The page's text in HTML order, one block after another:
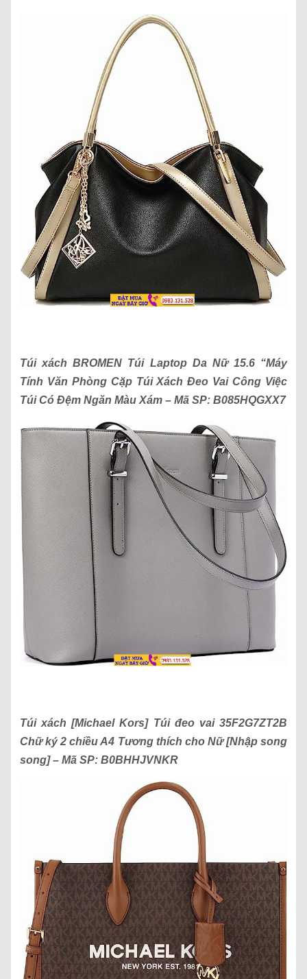
Túi xáchBROMEN Túi Laptop Da Nữ 15.6 “Máy
Tính Văn Phòng Cặp Túi Xách Đeo Vai Công Việc
Túi Có Đệm Ngăn Màu Xám – Mã SP: B085HQGXX7
Túi xách[Michael Kors] Túi đeo vai 35F2G7ZT2B
Chữ ký 2 chiều A4 Tương thích cho Nữ [Nhập song
song]– Mã SP: B0BHHJVNKR